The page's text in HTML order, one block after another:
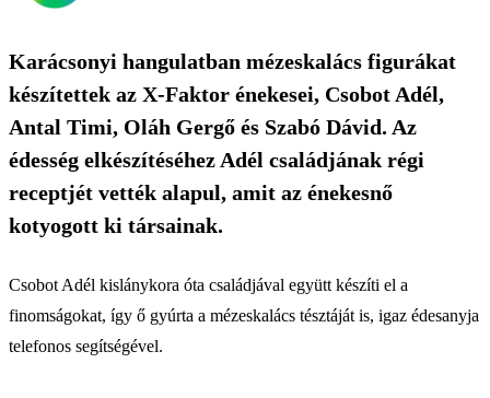
Karácsonyi hangulatban mézeskalács figurákat
készítettek az X-Faktor énekesei, Csobot Adél,
Antal Timi, Oláh Gergő és Szabó Dávid. Az
édesség elkészítéséhez Adél családjának régi
receptjét vették alapul, amit az énekesnő
kotyogott ki társainak.
Csobot Adél kislánykora óta családjával együtt készíti el a
finomságokat, így ő gyúrta a mézeskalács tésztáját is, igaz édesanyja
telefonos segítségével.